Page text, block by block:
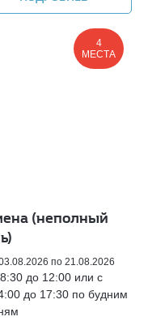
4
МЕСТА
(неполный
по 21.08.2026
до 12:00 или с
до 17:30 по будним